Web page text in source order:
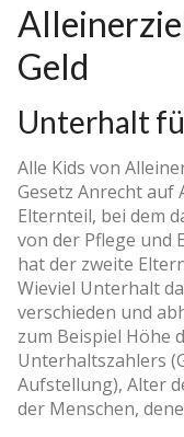
Geld
Unterhalt
Alle Kids von
Gesetz Anrecht auf
Elternteil, bei dem
von der Pflege und
hat der zweite
Wieviel Unterhalt
verschieden und
zum Beispiel Höhe
Unterhaltszahlers
Aufstellung), Alter
der Menschen,